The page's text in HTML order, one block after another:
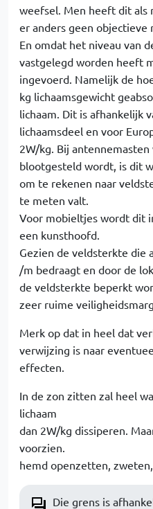
weefsel. Men heeft dit
er anders geen objectieve
En omdat het niveau van
vastgelegd worden heeft
ingevoerd. Namelijk de
kg lichaamsgewicht
lichaam. Dit is afhankelijk
lichaamsdeel en voor
2W/kg. Bij
blootgesteld wordt, is dit
om te rekenen naar
te meten valt.
Voor mobieltjes wordt dit
een kunsthoofd.
Gezien de veldsterkte die
/m bedraagt en door de
de veldsterkte beperkt
zeer ruime
Merk op dat in heel dat
verwijzing is naar
effecten.
In de zon zitten zal heel
lichaam
dan 2W/kg dissiperen.
voorzien.
hemd openzetten,
Die grens is